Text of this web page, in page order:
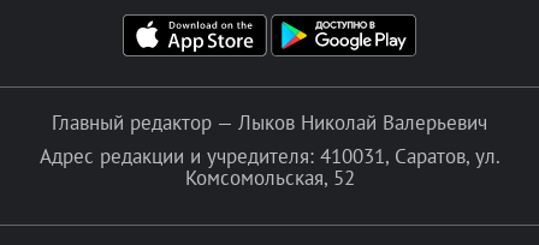
Главный редактор — Лыков Николай Валерьевич
Адрес редакции и учредителя: 410031, Саратов, ул.
Комсомольская, 52